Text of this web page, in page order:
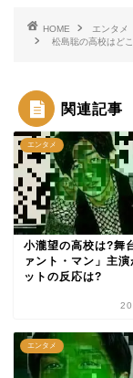
HOME
エンタメ
松島聡の高校はど
関連記事
エンタメ
小瀧望の高校は?舞
ァント・マン」主
ットの反応は?
エンタメ